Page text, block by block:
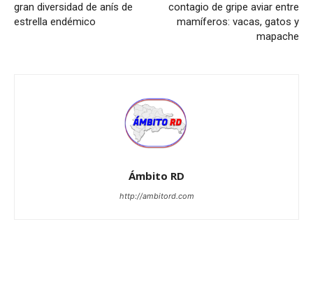
gran diversidad de anís de
estrella endémico
contagio de gripe aviar entre
mamíferos: vacas, gatos y
mapache
Ámbito RD
http://ambitord.com